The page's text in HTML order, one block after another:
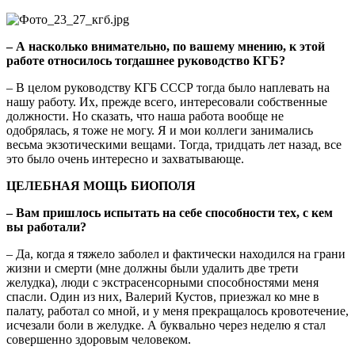
– А насколько внимательно, по вашему мнению, к этой
работе относилось тогдашнее руководство КГБ?
– В целом руководству КГБ СССР тогда было наплевать на
нашу работу. Их, прежде всего, интересовали собственные
должности. Но сказать, что наша работа вообще не
одобрялась, я тоже не могу. Я и мои коллеги занимались
весьма экзотическими вещами. Тогда, тридцать лет назад, все
это было очень интересно и захватывающе.
ЦЕЛЕБНАЯ МОЩЬ БИОПОЛЯ
– Вам пришлось испытать на себе способности тех, с кем
вы работали?
– Да, когда я тяжело заболел и фактически находился на грани
жизни и смерти (мне должны были удалить две трети
желудка), люди с экстрасенсорными способностями меня
спасли. Один из них, Валерий Кустов, приезжал ко мне в
палату, работал со мной, и у меня прекращалось кровотечение,
исчезали боли в желудке. А буквально через неделю я стал
совершенно здоровым человеком.